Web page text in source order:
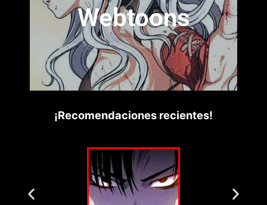
Webtoons
¡Recomendaciones recientes!